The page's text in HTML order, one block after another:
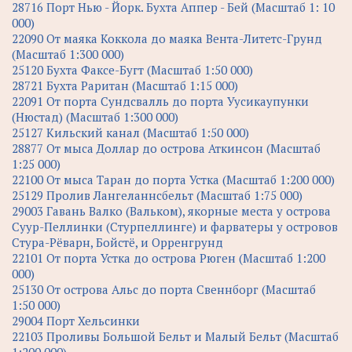
28716 Порт Нью - Йорк. Бухта Аппер - Бей (Масштаб 1: 10
000)
22090 От маяка Коккола до маяка Вента-Литетс-Грунд
(Масштаб 1:300 000)
25120 Бухта Факсе-Бугт (Масштаб 1:50 000)
28721 Бухта Раритан (Масштаб 1:15 000)
22091 От порта Сундсвалль до порта Уусикаупунки
(Нюстад) (Масштаб 1:300 000)
25127 Кильский канал (Масштаб 1:50 000)
28877 От мыса Доллар до острова Аткинсон (Масштаб
1:25 000)
22100 От мыса Таран до порта Устка (Масштаб 1:200 000)
25129 Пролив Лангеланнсбельт (Масштаб 1:75 000)
29003 Гавань Валко (Вальком), якорные места у острова
Суур-Пеллинки (Стурпеллинге) и фарватеры у островов
Стура-Рёварн, Бойстё, и Орренгрунд
22101 От порта Устка до острова Рюген (Масштаб 1:200
000)
25130 От острова Альс до порта Свеннборг (Масштаб
1:50 000)
29004 Порт Хельсинки
22103 Проливы Большой Бельт и Малый Бельт (Масштаб